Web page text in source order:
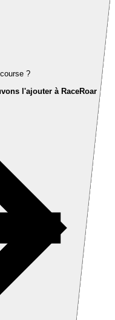
?
l'ajouter à RaceRoar